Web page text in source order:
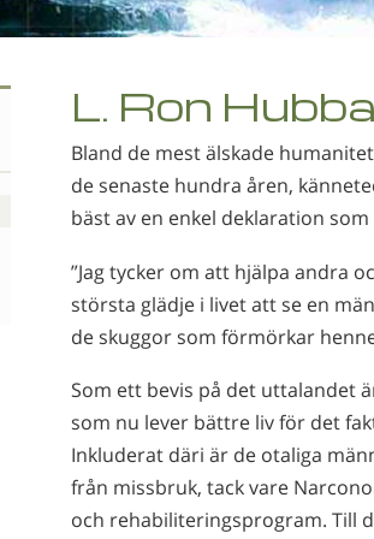
L. Ron
Bland de mest älskade
de senaste hundra åren,
bäst av en enkel deklaration som
”Jag tycker om att hjälpa andra
största glädje i livet att se en
de skuggor som förmörkar
Som ett bevis på det uttalandet
som nu lever bättre liv för det
Inkluderat däri är de otaliga
från missbruk, tack vare
och rehabiliteringsprogram. Till